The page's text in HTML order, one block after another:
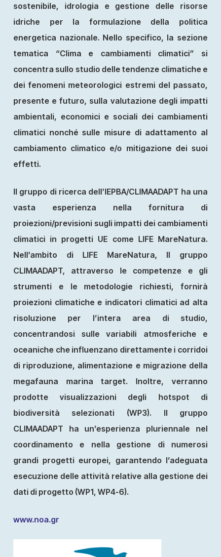
sostenibile, idrologia e gestione delle risorse
idriche per la formulazione della politica
energetica nazionale. Nello specifico, la sezione
tematica “Clima e cambiamenti climatici” si
concentra sullo studio delle tendenze climatiche e
dei fenomeni meteorologici estremi del passato,
presente e futuro, sulla valutazione degli impatti
ambientali, economici e sociali dei cambiamenti
climatici nonché sulle misure di adattamento al
cambiamento climatico e/o mitigazione dei suoi
effetti.
Il gruppo di ricerca dell’IEPBA/CLIMAADAPT ha una
vasta esperienza nella fornitura di
proiezioni/previsioni sugli impatti dei cambiamenti
climatici in progetti UE come LIFE MareNatura.
Nell’ambito di LIFE MareNatura, Il gruppo
CLIMAADAPT, attraverso le competenze e gli
strumenti e le metodologie richiesti, fornirà
proiezioni climatiche e indicatori climatici ad alta
risoluzione per l’intera area di studio,
concentrandosi sulle variabili atmosferiche e
oceaniche che influenzano direttamente i corridoi
di riproduzione, alimentazione e migrazione della
megafauna marina target. Inoltre, verranno
prodotte visualizzazioni degli hotspot di
biodiversità selezionati (WP3). Il gruppo
CLIMAADAPT ha un’esperienza pluriennale nel
coordinamento e nella gestione di numerosi
grandi progetti europei, garantendo l’adeguata
esecuzione delle attività relative alla gestione dei
dati di progetto (WP1, WP4-6).
www.noa.gr